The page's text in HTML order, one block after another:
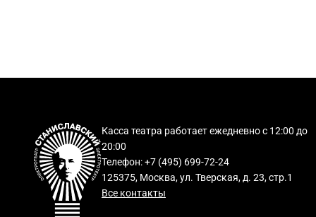
Касса театра работает ежедневно с 12:00 до
20:00
Телефон: +7 (495) 699-72-24
125375, Москва, ул. Тверская, д. 23, стр.1
Все контакты